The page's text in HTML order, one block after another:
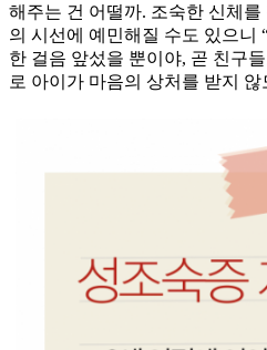
해주는 건 어떨까. 조숙한 신체
의 시선에 예민해질 수도 있으니
한 걸음 앞섰을 뿐이야, 곧 친구
로 아이가 마음의 상처를 받지